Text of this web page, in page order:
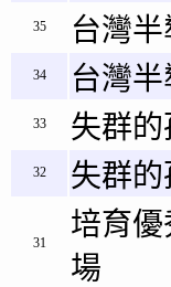
35 台灣
34 台灣
33 失群
32 失群
31
培育
場